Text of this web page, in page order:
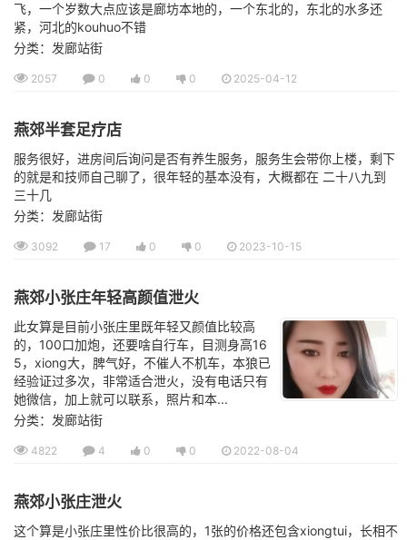
飞，一个岁数大点应该是廊坊本地的，一个东北的，东北的水多还
紧，河北的kouhuo不错
分类：发廊站街
2057 0 0 0 2025-04-12
燕郊半套足疗店
服务很好，进房间后询问是否有养生服务，服务生会带你上楼，剩下
的就是和技师自己聊了，很年轻的基本没有，大概都在 二十八九到
三十几
分类：发廊站街
3092 17 0 0 2023-10-15
燕郊小张庄年轻高颜值泄火
此女算是目前小张庄里既年轻又颜值比较高
的，100口加炮，还要啥自行车，目测身高16
5，xiong大，脾气好，不催人不机车，本狼已
经验证过多次，非常适合泄火，没有电话只有
她微信，加上就可以联系，照片和本...
分类：发廊站街
4822 4 0 0 2022-08-04
燕郊小张庄泄火
这个算是小张庄里性价比很高的，1张的价格还包含xiongtui，长相不